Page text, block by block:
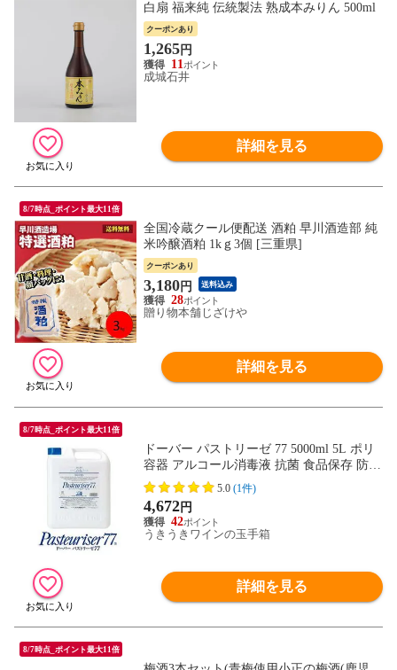
白扇 福来純 伝統製法 熟成本みりん 500ml
クーポンあり
1,265円
11
成城石井
詳細を見る
8/7時点_ポイント最大11倍
全国冷蔵クール便配送 酒粕 早川酒造部 純
米吟醸酒粕 1kｇ3個 [三重県]
クーポンあり
3,180円 送料込み
28
贈り物本舗じざけや
詳細を見る
8/7時点_ポイント最大11倍
ドーバー パストリーゼ 77 5000ml 5L ポリ
容器 アルコール消毒液 抗菌 食品保存 防カ
ビ 食品直接噴霧 安全 無害 アルコール度数
77° パストリーゼ77 Pasteuriser 77
5.0 (1件)
4,672円
42
うきうきワインの玉手箱
詳細を見る
8/7時点_ポイント最大11倍